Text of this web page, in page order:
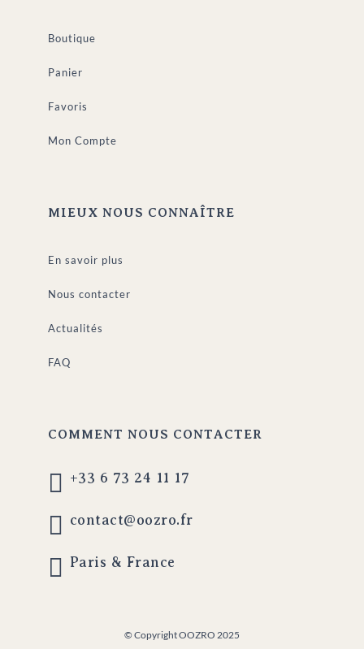
Boutique
Panier
Favoris
Mon Compte
MIEUX NOUS CONNAÎTRE
En savoir plus
Nous contacter
Actualités
FAQ
COMMENT NOUS CONTACTER
 +33 6 73 24 11 17
 contact@oozro.fr
 Paris & France
© Copyright OOZRO 2025